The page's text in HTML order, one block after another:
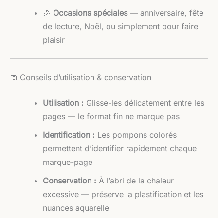
🎉 Occasions spéciales— anniversaire, fête
de lecture, Noël, ou simplement pour faire
plaisir
🧼 Conseils d’utilisation & conservation
Utilisation : Glisse-les délicatement entre les
pages — le format fin ne marque pas
Identification : Les pompons colorés
permettent d’identifier rapidement chaque
marque-page
Conservation : À l’abri de la chaleur
excessive — préserve la plastification et les
nuances aquarelle